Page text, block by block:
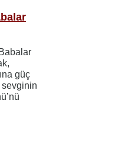
güç
sevginin